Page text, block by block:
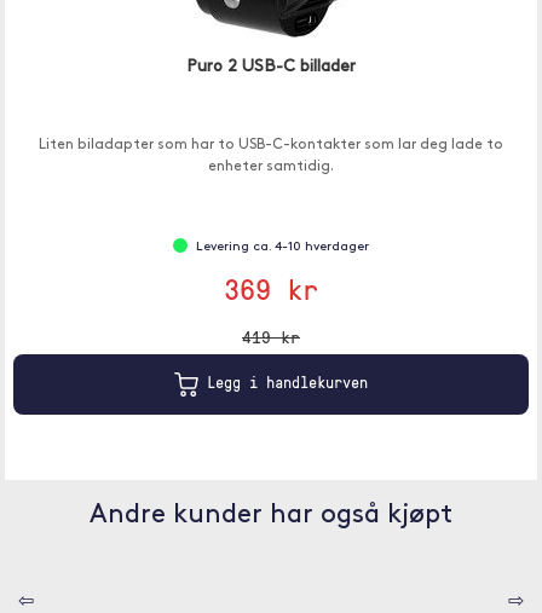
Puro 2 USB-C billader
Liten biladapter som har to USB-C-kontakter som lar deg lade to
enheter samtidig.
Levering ca. 4-10 hverdager
369 kr
419 kr
Legg i handlekurven
Andre kunder har også kjøpt
⇦ ⇨